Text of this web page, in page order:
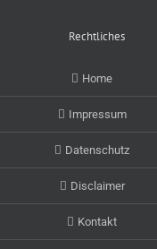
Rechtliches
Home
Impressum
Datenschutz
Disclaimer
Kontakt